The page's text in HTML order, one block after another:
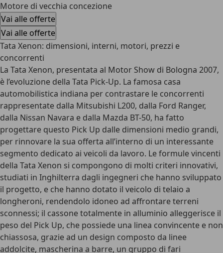
Motore di vecchia concezione
Vai alle offerte
Vai alle offerte
Tata Xenon: dimensioni, interni, motori, prezzi e
concorrenti
La Tata Xenon, presentata al Motor Show di Bologna 2007,
è l’evoluzione della Tata Pick-Up. La famosa casa
automobilistica indiana per contrastare le concorrenti
rappresentate dalla Mitsubishi L200, dalla Ford Ranger,
dalla Nissan Navara e dalla Mazda BT-50, ha fatto
progettare questo Pick Up dalle dimensioni medio grandi,
per rinnovare la sua offerta all’interno di un interessante
segmento dedicato ai veicoli da lavoro. Le formule vincenti
della Tata Xenon si compongono di molti criteri innovativi,
studiati in Inghilterra dagli ingegneri che hanno sviluppato
il progetto, e che hanno dotato il veicolo di telaio a
longheroni, rendendolo idoneo ad affrontare terreni
sconnessi; il cassone totalmente in alluminio alleggerisce il
peso del Pick Up, che possiede una linea convincente e non
chiassosa, grazie ad un design composto da linee
addolcite, mascherina a barre, un gruppo di fari